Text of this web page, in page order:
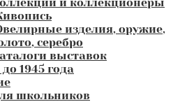
изделия, оружие,
серебро
выставок
1945 года
школьников